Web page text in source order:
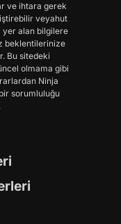
ve ihtara gerek
veyahut
yer alan bilgilere
beklentilerinize
Bu sitedeki
olmama gibi
Ninja
sorumluluğu